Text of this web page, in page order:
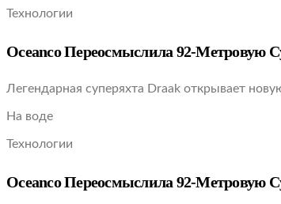
Технологии
Oceanco Переосмыслила 92-Метровую
Легендарная суперяхта Draak открывает
На воде
Технологии
Oceanco Переосмыслила 92-Метровую